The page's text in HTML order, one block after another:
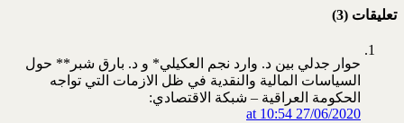
تعليقات (3)
حوار جدلي بين د. وارد نجم العكيلي* و د. بارق شبر** حول
السياسات المالية والنقدية في ظل الازمات التي تواجه
الحكومة العراقية – شبكة الاقتصادي:
27/06/2020 at 10:54